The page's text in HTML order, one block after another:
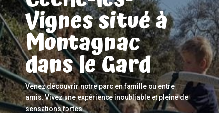
Vignes situé à
Montagnac
dans le Gard
Venez découvrir notre parc en famille ou entre
amis. Vivez une expérience inoubliable et pleine de
sensations fortes.